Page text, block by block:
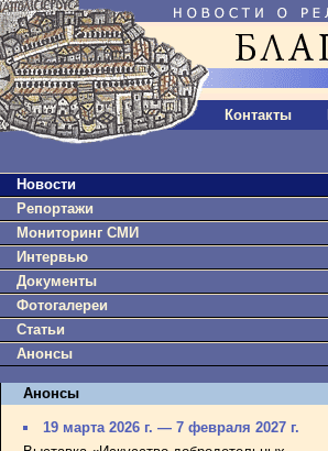
Контакты
Новости
Репортажи
Мониторинг СМИ
Интервью
Документы
Фотогалереи
Статьи
Анонсы
Анонсы
19 марта 2026 г. — 7 февраля 2027 г.